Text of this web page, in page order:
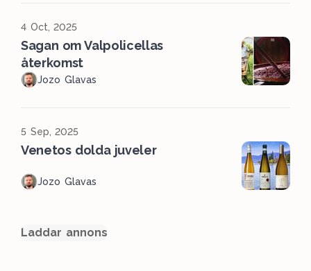
4 Oct, 2025
Sagan om Valpolicellas
återkomst
Jozo Glavas
5 Sep, 2025
Venetos dolda juveler
Jozo Glavas
Laddar annons